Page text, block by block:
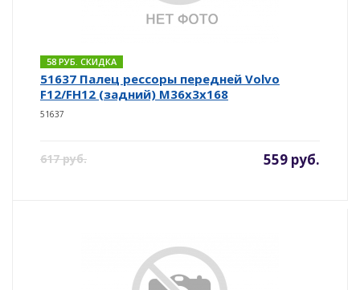
58 РУБ. СКИДКА
51637 Палец рессоры передней Volvo
F12/FH12 (задний) М36х3х168
51637
617 руб. 559 руб.